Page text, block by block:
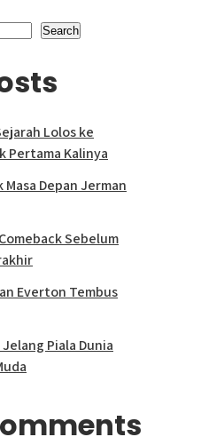
Search
Lolos ke
Pertama Kalinya
Depan Jerman
Sebelum
Everton Tembus
Piala Dunia